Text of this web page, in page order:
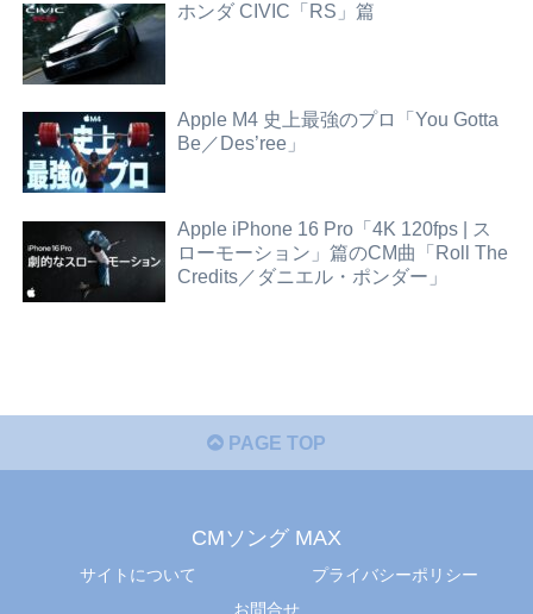
ホンダ CIVIC「RS」篇
Apple M4 史上最強のプロ「You Gotta
Be／Des’ree」
Apple iPhone 16 Pro「4K 120fps | ス
ローモーション」篇のCM曲「Roll The
Credits／ダニエル・ポンダー」
PAGE TOP
CMソング MAX
サイトについて
プライバシーポリシー
お問合せ